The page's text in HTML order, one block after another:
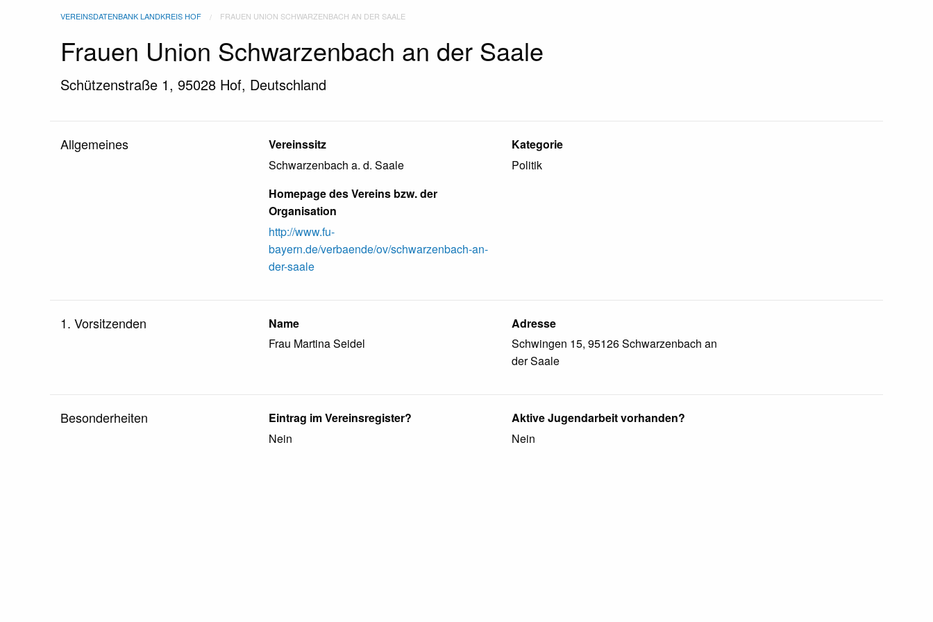
VEREINSDATENBANK LANDKREIS HOF FRAUEN UNION SCHWARZENBACH AN DER SAALE
Frauen Union Schwarzenbach an der Saale
Schützenstraße 1, 95028 Hof, Deutschland
Allgemeines
Vereinssitz
Schwarzenbach a. d. Saale
Kategorie
Politik
Homepage des Vereins bzw. der
Organisation
http://www.fu-
bayern.de/verbaende/ov/schwarzenbach-an-
der-saale
1. Vorsitzenden
Name
Frau MartinaSeidel
Adresse
Schwingen 15, 95126Schwarzenbach an
der Saale
Besonderheiten
Eintrag im Vereinsregister?
Nein
Aktive Jugendarbeit vorhanden?
Nein